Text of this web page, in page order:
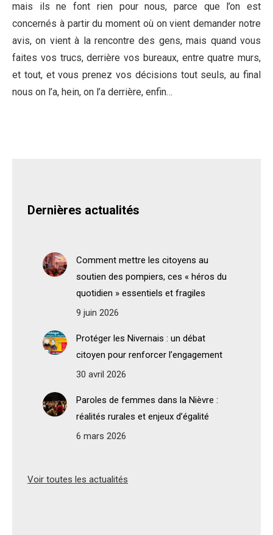
mais ils ne font rien pour nous, parce que l’on est
concernés à partir du moment où on vient demander notre
avis, on vient à la rencontre des gens, mais quand vous
faites vos trucs, derrière vos bureaux, entre quatre murs,
et tout, et vous prenez vos décisions tout seuls, au final
nous on l’a, hein, on l’a derrière, enfin…
Dernières actualités
Comment mettre les citoyens au
soutien des pompiers, ces « héros du
quotidien » essentiels et fragiles
9 juin 2026
Protéger les Nivernais : un débat
citoyen pour renforcer l’engagement
30 avril 2026
Paroles de femmes dans la Nièvre :
réalités rurales et enjeux d’égalité
6 mars 2026
Voir toutes les actualités